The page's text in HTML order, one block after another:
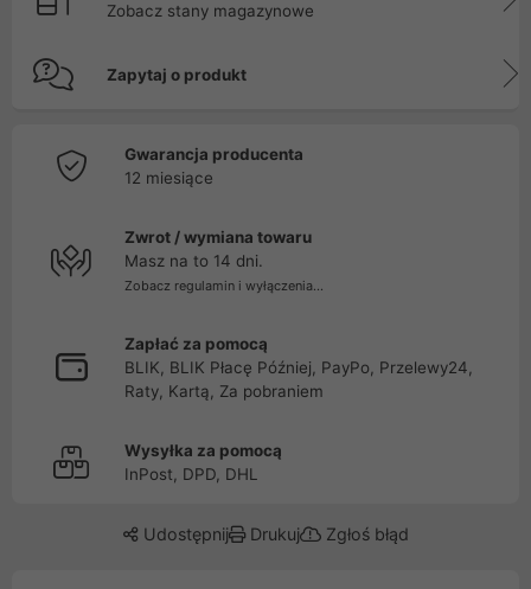
Zobacz stany magazynowe
Zapytaj o produkt
Gwarancja producenta
12 miesiące
Zwrot / wymiana towaru
Masz na to 14 dni.
Zobacz regulamin i wyłączenia...
Zapłać za pomocą
BLIK, BLIK Płacę Później, PayPo, Przelewy24,
Raty, Kartą, Za pobraniem
Wysyłka za pomocą
InPost, DPD, DHL
Udostępnij Drukuj Zgłoś błąd